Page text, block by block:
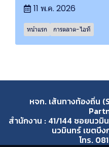
11 พ.ค. 2026
หน้าแรก การตลาด-ไอที
หจก. เส้นทางท้องถิ่น
สำนักงาน : 41/144 ซอยนวมิ
นวมินทร์ เขตบึ
โทร.